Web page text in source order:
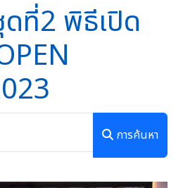
ที่2 พิธีเปิด
การค้นหา